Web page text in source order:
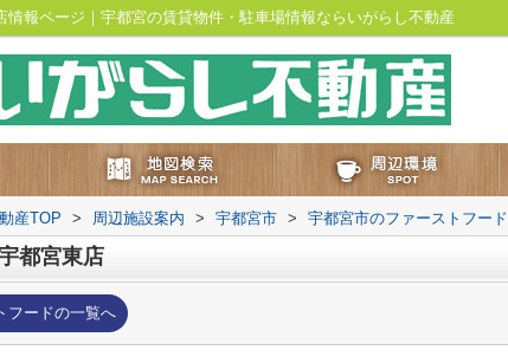
報ページ｜宇都宮の賃貸物件・駐車場情報ならいがらし不動産
産TOP > 周辺施設案内 > 宇都宮市 > 宇都宮市のファーストフード
都宮東店
フードの一覧へ